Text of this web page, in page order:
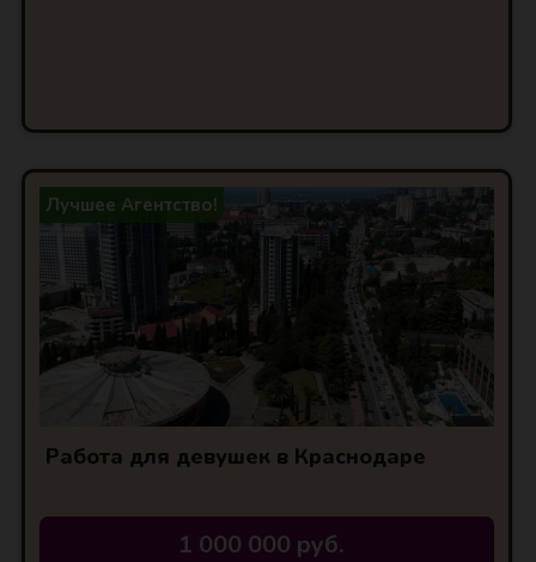
Лучшее Агентство!
Работа для девушек в Краснодаре
1 000 000 руб.